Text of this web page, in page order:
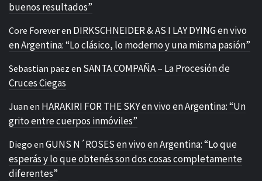
buenos resultados”
Core Foreveren DIRKSCHNEIDER & AS I LAY DYING en vivo
en Argentina: “Lo clásico, lo moderno y una misma pasión”
Sebastian paez en SANTA COMPAÑA – La Procesión de
Cruces Ciegas
Juan en HARAKIRI FOR THE SKY en vivo en Argentina: “Un
grito entre cuerpos inmóviles”
Diego en GUNS N´ROSES en vivo en Argentina: “Lo que
esperás y lo que obtenés son dos cosas completamente
diferentes”